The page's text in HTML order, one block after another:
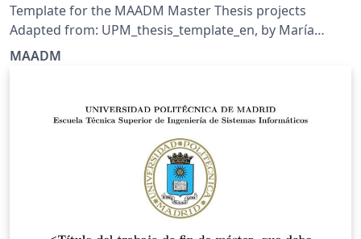
Template for the MAADM Master Thesis projects
Adapted from: UPM_thesis_template_en, by María
Blanco https://www.overleaf.com/latex/templates/upm-
MAADM